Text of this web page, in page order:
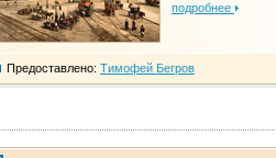
подробнее
Предоставлено: Тимофей Бегров